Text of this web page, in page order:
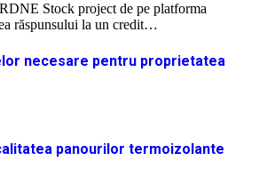
Stock project de pe platforma
răspunsului la un credit…
necesare pentru proprietatea
panourilor termoizolante